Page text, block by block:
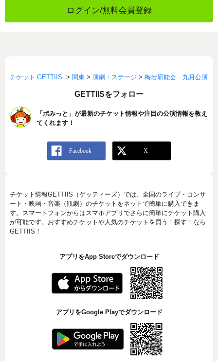
ログイン/無料会員登録
チケット GETTIIS > 関東 > 演劇・ステージ > 梅若研能会 九月公演
GETTIISをフォロー
「ポみっと」が最新のチケット情報や注目の公演情報を教え
てくれます！
チケット情報GETTIIS（ゲッティーズ）では、全国のライブ・コンサ
ート・映画・音楽（観劇）のチケットをネットで簡単に購入できま
す。スマートフォンからはスマホアプリでさらに簡単にチケット購入
が可能です。おすすめチケットや人気のチケットを買う！探す！なら
GETTIIS！
アプリをApp Storeでダウンロード
アプリをGoogle Playでダウンロード